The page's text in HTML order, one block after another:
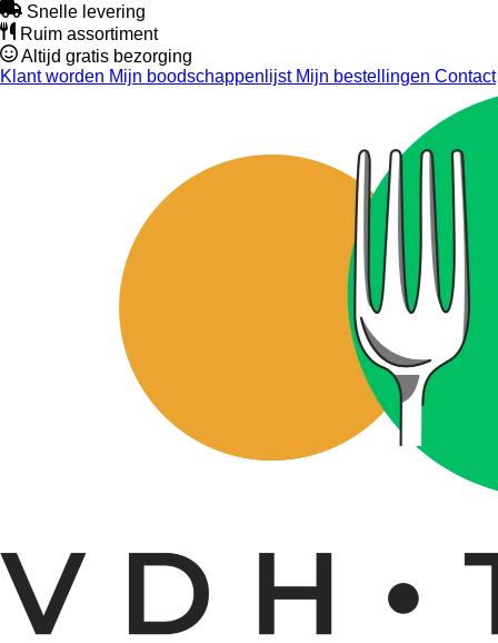
Snelle levering
Ruim assortiment
Altijd gratis bezorging
Klant worden Mijn boodschappenlijstMijn bestellingen Contact